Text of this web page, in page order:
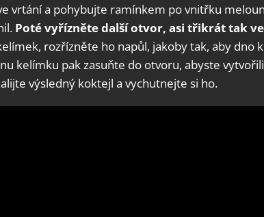
vrtání a pohybujte ramínkem po vnitřku
Poté vyřízněte další otvor, asi třikrát tak
rozřízněte ho napůl, jakoby tak, aby dno
kelímku pak zasuňte do otvoru, abyste
výsledný koktejl a vychutnejte si ho.